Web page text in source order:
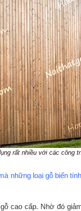
rất nhiều với các công
loại gỗ biến
cao cấp. Nhờ đó